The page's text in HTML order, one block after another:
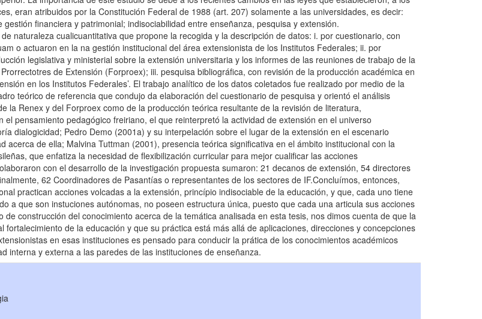
eran atribuidos por la Constitución Federal de 1988 (art. 207) solamente a las universidades, es decir:
financiera y patrimonial; indisociabilidad entre enseñanza, pesquisa y extensión.
naturaleza cualicuantitativa que propone la recogida y la descripción de datos: i. por cuestionario, con
o actuaron en la na gestión institucional del área extensionista de los Institutos Federales; ii. por
legislativa y ministerial sobre la extensión universitaria y los informes de las reuniones de trabajo de la
de Extensión (Forproex); iii. pesquisa bibliográfica, con revisión de la producción académica en
en los Institutos Federales’. El trabajo analítico de los datos coletados fue realizado por medio de la
teórico de referencia que condujo da elaboración del cuestionario de pesquisa y orientó el análisis
la Renex y del Forproex como de la producción teórica resultante de la revisión de literatura,
pensamiento pedagógico freiriano, el que reinterpretó la actividad de extensión en el universo
dialogicidad; Pedro Demo (2001a) y su interpelación sobre el lugar de la extensión en el escenario
acerca de ella; Malvina Tuttman (2001), presencia teórica significativa en el ámbito institucional con la
que enfatiza la necesidad de flexibilización curricular para mejor cualificar las acciones
con el desarrollo de la investigación propuesta sumaron: 21 decanos de extensión, 54 directores
62 Coordinadores de Pasantías o representantes de los sectores de IF.Concluímos, entonces,
practican acciones volcadas a la extensión, princípio indisociable de la educación, y que, cada uno tiene
a que son instuciones autónomas, no poseen estructura única, puesto que cada una articula sus acciones
construcción del conocimiento acerca de la temática analisada en esta tesis, nos dimos cuenta de que la
de la educación y que su práctica está más allá de aplicaciones, direcciones y concepciones
en esas instituciones es pensado para conducir la prática de los conocimientos académicos
interna y externa a las paredes de las instituciones de enseñanza.